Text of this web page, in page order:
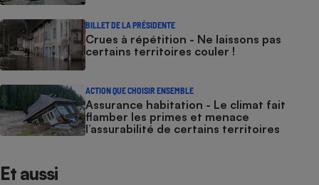
BILLET DE LA PRÉSIDENTE
Crues à répétition - Ne laissons pas
certains territoires couler !
ACTION QUE CHOISIR ENSEMBLE
Assurance habitation - Le climat fait
flamber les primes et menace
l’assurabilité de certains territoires
Et aussi